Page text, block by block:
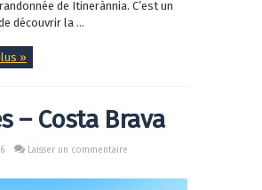
de Itinerànnia. C’est un
découvrir la ...
»
– Costa Brava
Laisser un commentaire